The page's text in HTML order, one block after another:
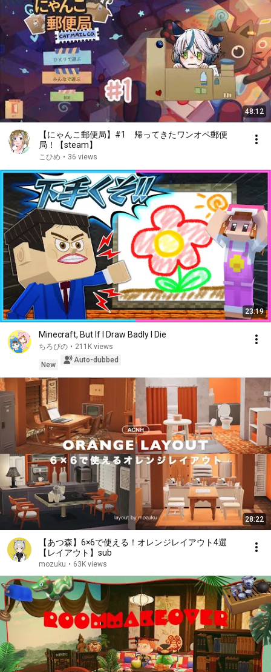
48:12
【にゃんこ郵便局】#1 帰ってきたワンオペ郵便
局！【steam】
こひめ • 36 views
23:19
Minecraft, But If I Draw Badly I Die
ちろぴの • 211K views
New
Auto-dubbed
28:22
【あつ森】6×6で使える！オレンジレイアウト4選
【レイアウト】sub
mozuku • 63K views